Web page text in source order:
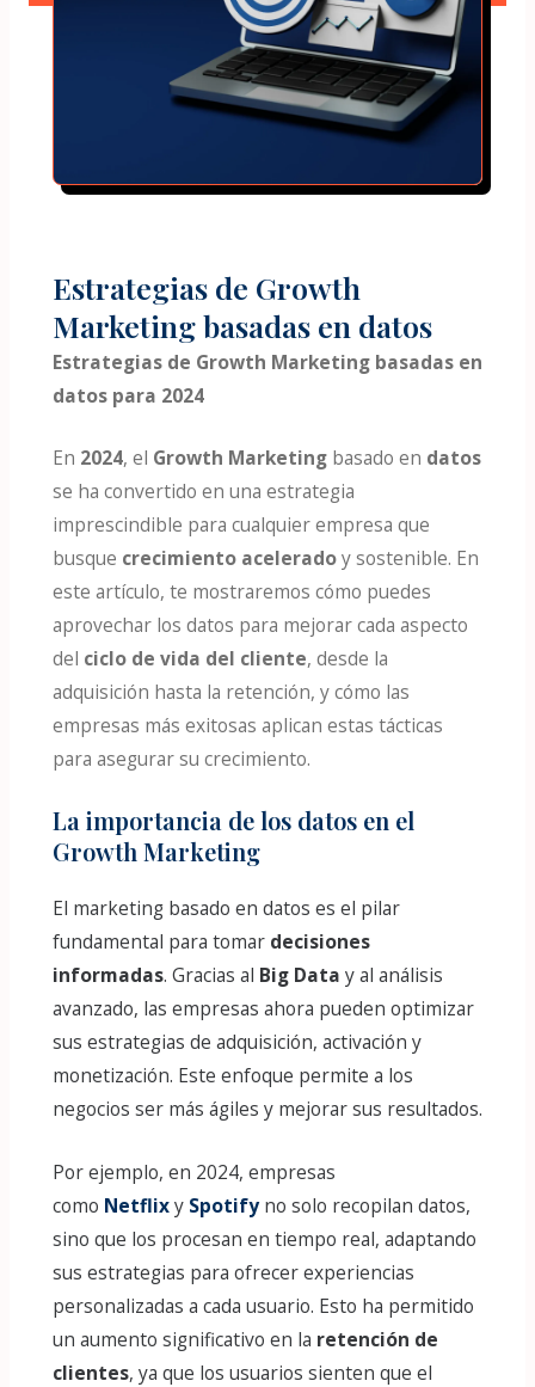
Estrategias de Growth
Marketing basadas en datos
Estrategias de Growth Marketing basadas en
datos para 2024
En 2024, el Growth Marketingbasado en datos
se ha convertido en una estrategia
imprescindible para cualquier empresa que
busque crecimiento aceleradoy sostenible. En
este artículo, te mostraremos cómo puedes
aprovechar los datos para mejorar cada aspecto
del ciclo de vida del cliente, desde la
adquisición hasta la retención, y cómo las
empresas más exitosas aplican estas tácticas
para asegurar su crecimiento.
La importancia de los datos en el
Growth Marketing
El marketing basado en datos es el pilar
fundamental para tomar decisiones
informadas. Gracias al Big Data y al análisis
avanzado, las empresas ahora pueden optimizar
sus estrategias de adquisición, activación y
monetización. Este enfoque permite a los
negocios ser más ágiles y mejorar sus resultados.
Por ejemplo, en 2024, empresas
como Netflixy Spotifyno solo recopilan datos,
sino que los procesan en tiempo real, adaptando
sus estrategias para ofrecer experiencias
personalizadas a cada usuario. Esto ha permitido
un aumento significativo en la retención de
clientes, ya que los usuarios sienten que el